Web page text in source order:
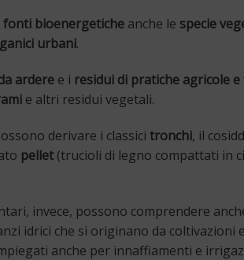
fonti bioenergetiche anche le specie
urbani.
ardere e i residui di pratiche agricole
e altri residui vegetali.
derivare i classici tronchi, il
pellet (trucioli di legno compattati in
invece, possono comprendere
idrici che si originano da coltivazioni
anche per innaffiamenti e